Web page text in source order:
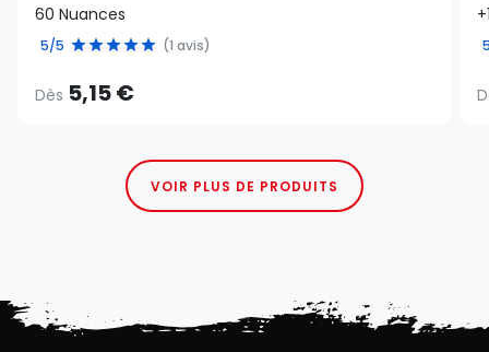
60 Nuances
5/5 (1 avis)
Dès 5,15 €
VOIR PLUS DE PRODUITS